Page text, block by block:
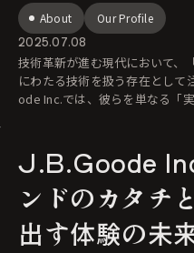
About Our Profile
2025.07.08
技術革新が進む現代において、
にわたる技術を扱う存在として注目されて
ode Inc.では、彼らを単なる「
J.B.Goode
ンドのカタチ
出す体験の未